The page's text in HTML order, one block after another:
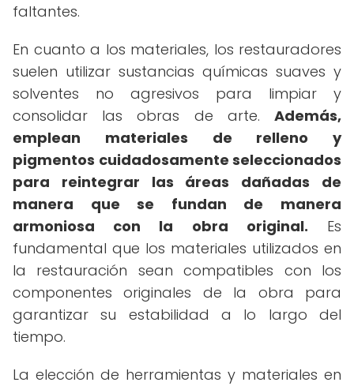
faltantes.
En cuanto a los materiales, los restauradores
suelen utilizar sustancias químicas suaves y
solventes no agresivos para limpiar y
consolidar las obras de arte. Además,
emplean materiales de relleno y
pigmentos cuidadosamente seleccionados
para reintegrar las áreas dañadas de
manera que se fundan de manera
armoniosa con la obra original. Es
fundamental que los materiales utilizados en
la restauración sean compatibles con los
componentes originales de la obra para
garantizar su estabilidad a lo largo del
tiempo.
La elección de herramientas y materiales en